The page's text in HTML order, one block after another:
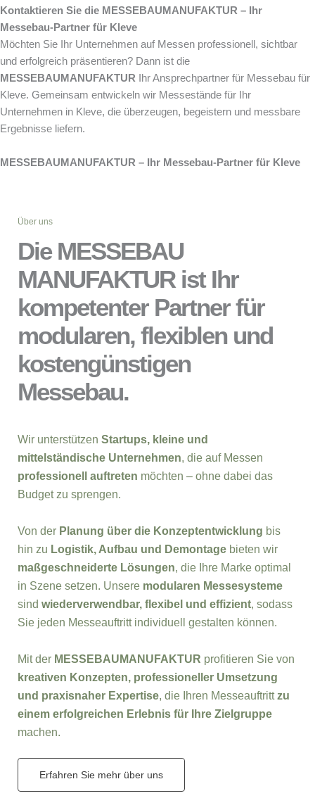
Kontaktieren Sie die MESSEBAUMANUFAKTUR – Ihr
Messebau-Partner für Kleve
Möchten Sie Ihr Unternehmen auf Messen professionell, sichtbar
und erfolgreich präsentieren? Dann ist die
MESSEBAUMANUFAKTUR Ihr Ansprechpartner für Messebau für
Kleve. Gemeinsam entwickeln wir Messestände für Ihr
Unternehmen in Kleve, die überzeugen, begeistern und messbare
Ergebnisse liefern.
MESSEBAUMANUFAKTUR – Ihr Messebau-Partner für Kleve
Über uns
Die MESSEBAU
MANUFAKTUR ist Ihr
kompetenter Partner für
modularen, flexiblen und
kostengünstigen
Messebau.
Wir unterstützen Startups, kleine und
mittelständische Unternehmen, die auf Messen
professionell auftreten möchten – ohne dabei das
Budget zu sprengen.
Von der Planung über die Konzeptentwicklung bis
hin zu Logistik, Aufbau und Demontage bieten wir
maßgeschneiderte Lösungen, die Ihre Marke optimal
in Szene setzen. Unsere modularen Messesysteme
sind wiederverwendbar, flexibel und effizient, sodass
Sie jeden Messeauftritt individuell gestalten können.
Mit der MESSEBAUMANUFAKTUR profitieren Sie von
kreativen Konzepten, professioneller Umsetzung
und praxisnaher Expertise, die Ihren Messeauftrittzu
einem erfolgreichen Erlebnis für Ihre Zielgruppe
machen.
Erfahren Sie mehr über uns